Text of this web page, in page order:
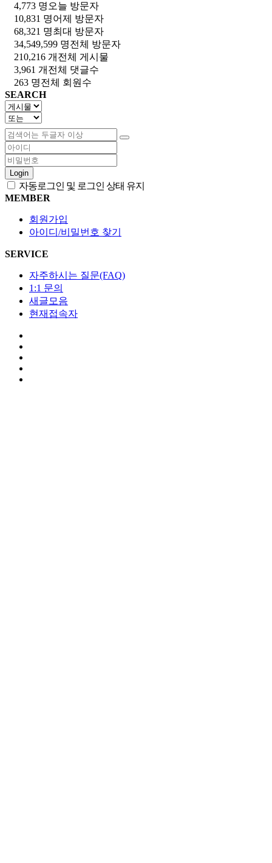
4,773 명 오늘 방문자
10,831 명어제 방문자
68,321 명최대 방문자
34,549,599 명전체 방문자
210,216 개 전체 게시물
3,961 개 전체 댓글수
263 명전체 회원수
SEARCH
Login
자동로그인 및 로그인 상태 유지
MEMBER
회원가입
아이디/비밀번호 찾기
SERVICE
자주하시는 질문(FAQ)
1:1 문의
새글모음
현재접속자